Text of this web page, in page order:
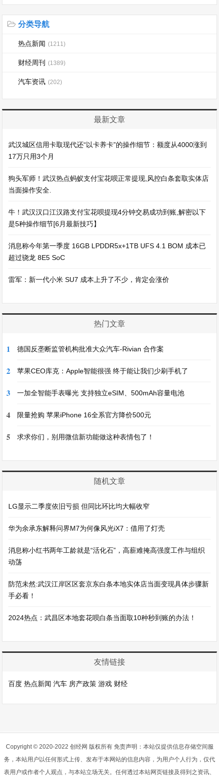
分类导航
热点新闻 (1211)
财经周刊 (1389)
汽车资讯 (202)
最新文章
武汉城区信用卡取现代还“以卡养卡”的操作细节：额度从4000涨到
17万只用3个月
狗头军师！武汉热点蚂蚁支付宝花呗正常提现,风控白条套取实体店
当面操作安全.
牛！武汉汉口江汉路支付宝花呗提现4分钟交易成功到账,解密以下
是5种操作细节[6月最新技巧】
消息称今年第一季度 16GB LPDDR5x+1TB UFS 4.1 BOM 成本已
超过骁龙 8E5 SoC
雷军：新一代小米 SU7 成本上升了不少，肯定会涨价
热门文章
1 德国反垄断监管机构批准大众汽车-Rivian 合作案
2 苹果CEO库克：Apple智能很强 终于能让我们少刷手机了
3 一加全智能手表曝光 支持独立eSIM、500mAh容量电池
4 限量抢购 苹果iPhone 16全系官方降价500元
5 求求你们，别用微信新功能做这种表情包了！
随机文章
LG显示二季度依旧亏损 但同比环比均大幅收窄
华为余承东解释问界M7为何像风光iX7：借用了灯壳
消息称小红书两年工龄就是“活化石”，高薪难掩高强度工作与组织
动荡
防范未然:武汉江岸区区套京东白条本地实体店当面变现具体步骤新
手必看！
2024热点：武昌区本地套花呗白条当面取10种秒到账的办法！
友情链接
百度 热点新闻 汽车 房产政策 游戏 财经
Copyright © 2020-2022 创经网 版权所有 免责声明：本站仅提供信息存储空间服
务，本站用户以任何形式上传、发布于本网站的信息内容，为用户个人行为，仅代
表用户或作者个人观点，与本站立场无关。任何透过本站网页链接及得到之资讯、